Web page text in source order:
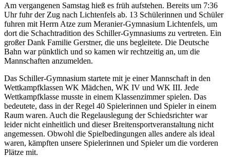
Am vergangenen Samstag hieß es früh aufstehen. Bereits um 7:36
Uhr fuhr der Zug nach Lichtenfels ab. 13 Schülerinnen und Schüler
fuhren mit Herrn Atze zum Meranier-Gymnasium Lichtenfels, um
dort die Schachtradition des Schiller-Gymnasiums zu vertreten. Ein
großer Dank Familie Gerstner, die uns begleitete. Die Deutsche
Bahn war pünktlich und so kamen wir rechtzeitig an, um die
Mannschaften anzumelden.
Das Schiller-Gymnasium startete mit je einer Mannschaft in den
Wettkampfklassen WK Mädchen, WK IV und WK III. Jede
Wettkampfklasse musste in einem Klassenzimmer spielen. Das
bedeutete, dass in der Regel 40 Spielerinnen und Spieler in einem
Raum waren. Auch die Regelauslegung der Schiedsrichter war
leider nicht einheitlich und dieser Breitensportveranstaltung nicht
angemessen. Obwohl die Spielbedingungen alles andere als ideal
waren, kämpften unsere Spielerinnen und Spieler um die vorderen
Plätze mit.